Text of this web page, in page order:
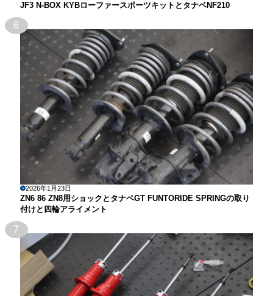
JF3 N-BOX KYBローファースポーツキットとタナベNF210
6
2026年1月23日
ZN6 86 ZN8用ショックとタナベGT FUNTORIDE SPRINGの取り
付けと四輪アライメント
7